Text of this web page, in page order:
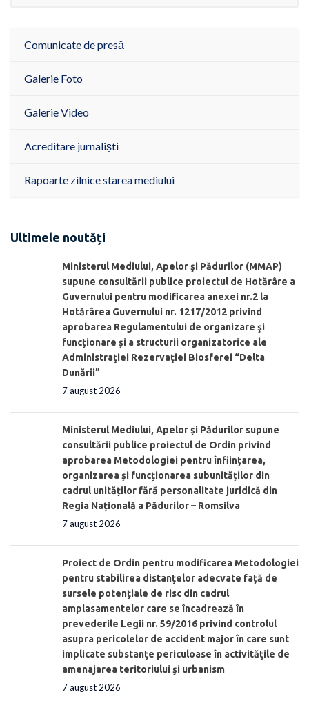
Comunicate de presă
Galerie Foto
Galerie Video
Acreditare jurnaliști
Rapoarte zilnice starea mediului
Ultimele noutăți
Ministerul Mediului, Apelor şi Pădurilor (MMAP)
supune consultării publice proiectul de Hotărâre a
Guvernului pentru modificarea anexei nr.2 la
Hotărârea Guvernului nr. 1217/2012 privind
aprobarea Regulamentului de organizare şi
funcționare și a structurii organizatorice ale
Administraţiei Rezervaţiei Biosferei “Delta
Dunării”
7 august 2026
Ministerul Mediului, Apelor și Pădurilor supune
consultării publice proiectul de Ordin privind
aprobarea Metodologiei pentru înființarea,
organizarea și funcționarea subunităților din
cadrul unităților fără personalitate juridică din
Regia Națională a Pădurilor – Romsilva
7 august 2026
Proiect de Ordin pentru modificarea Metodologiei
pentru stabilirea distanţelor adecvate față de
sursele potențiale de risc din cadrul
amplasamentelor care se încadrează în
prevederile Legii nr. 59/2016 privind controlul
asupra pericolelor de accident major în care sunt
implicate substanţe periculoase în activităţile de
amenajarea teritoriului şi urbanism
7 august 2026